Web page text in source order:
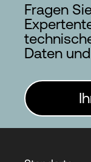
Fragen
Daten